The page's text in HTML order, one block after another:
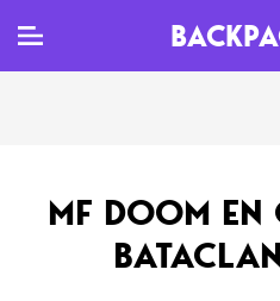
Clips
Tops
MF DOOM EN